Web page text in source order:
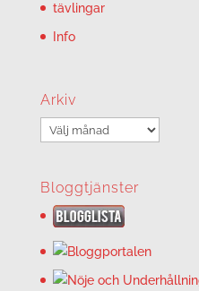
tävlingar
Info
Arkiv
Arkiv
Bloggtjänster